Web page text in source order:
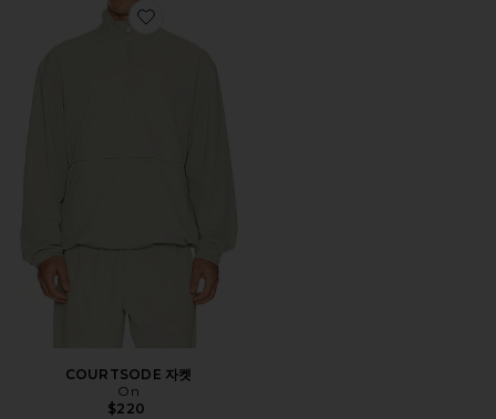
Favorite COURTSODE 자켓
COURTSODE 자켓
On
$220